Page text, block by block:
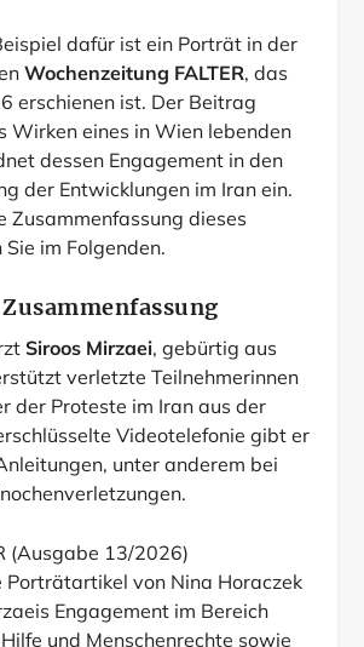
dafür ist ein Porträt in der
Wochenzeitung FALTER, das
erschienen ist. Der Beitrag
Wirken eines in Wien lebenden
dessen Engagement in den
der Entwicklungen im Iran ein.
Zusammenfassung dieses
im Folgenden.
Siroos Mirzaei, gebürtig aus
verletzte Teilnehmerinnen
der Proteste im Iran aus der
Videotelefonie gibt er
unter anderem bei
(Ausgabe 13/2026)
von Nina Horaczek
Engagement im Bereich
und Menschenrechte sowie